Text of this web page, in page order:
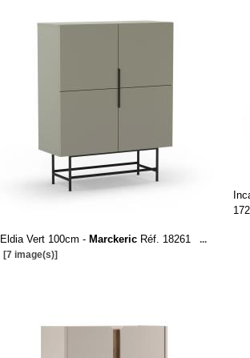
Eldia Vert 100cm - Marckeric Réf. 18261
...
[7 image(s)]